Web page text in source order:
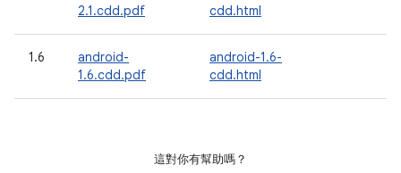
2.1.cdd.pdf
cdd.html
1.6
android-
1.6.cdd.pdf
android-1.6-
cdd.html
這對你有幫助嗎？